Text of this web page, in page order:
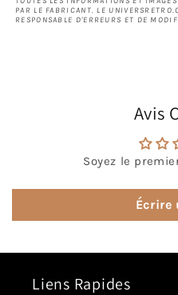
PAR LE FABRICANT. LE
RESPONSABLE D'ERREURS ET DE
Avis
Soyez le
Écrire
Liens Rapides